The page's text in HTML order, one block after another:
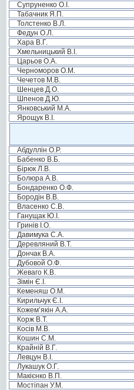
Супруненко О.І.
Табачник Я.П.
Толстенко В.Л.
Федун О.Л.
Хара В.Г.
Хмельницький В.І.
Царьов О.А.
Черноморов О.М.
Чечетов М.В.
Шенцев Д.О.
Шпенов Д.Ю.
Янковський М.А.
Ярощук В.І.
Абдуллін О.Р.
Бабенко В.Б.
Бірюк Л.В.
Болюра А.В.
Бондаренко О.Ф.
Бородін В.В.
Власенко С.В.
Ганущак Ю.І.
Гринів І.О.
Давимука С.А.
Деревляний В.Т.
Дончак В.А.
Дубовой О.Ф.
Жеваго К.В.
Зімін Є.І.
Кеменяш О.М.
Кирильчук Є.І.
Кожем’якін А.А.
Корж В.Т.
Косів М.В.
Кошин С.М.
Крайній В.Г.
Левцун В.І.
Лукашук О.Г.
Макієнко В.П.
Мостіпан У.М.